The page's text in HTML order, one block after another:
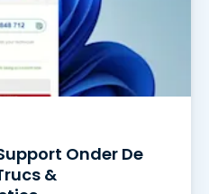
Onder De
&